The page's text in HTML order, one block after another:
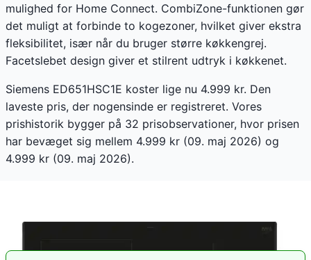
mulighed for Home Connect. CombiZone-funktionen gør
det muligt at forbinde to kogezoner, hvilket giver ekstra
fleksibilitet, især når du bruger større køkkengrej.
Facetslebet design giver et stilrent udtryk i køkkenet.
Siemens ED651HSC1E koster lige nu 4.999 kr. Den
laveste pris, der nogensinde er registreret. Vores
prishistorik bygger på 32 prisobservationer, hvor prisen
har bevæget sig mellem 4.999 kr (09. maj 2026) og
4.999 kr (09. maj 2026).
Sammenlign priser